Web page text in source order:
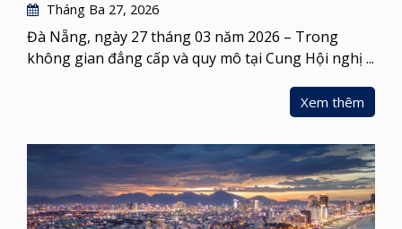
Tháng Ba 27, 2026
Đà Nẵng, ngày 27 tháng 03 năm 2026 – Trong
không gian đẳng cấp và quy mô tại Cung Hội nghị ...
Xem thêm